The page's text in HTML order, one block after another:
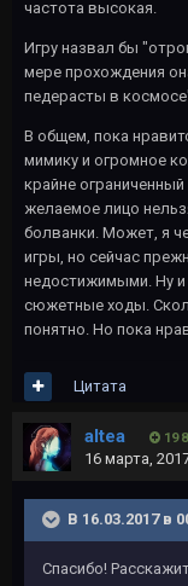
частота высокая.
Игру назвал бы
мере прохождения
педерасты в
В общем, пока
мимику и огромное
крайне
желаемое лицо
болванки. Может, я
игры, но сейчас
недостижимыми. Ну и
сюжетные ходы.
понятно. Но пока
Цитата
altea 19
16 марта,
В 16.03.2017 в
Спасибо!